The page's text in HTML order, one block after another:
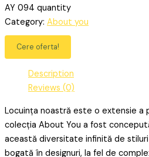
AY 094 quantity
Category: About you
Cere oferta!
Description
Reviews (0)
Locuința noastră este o extensie a
colecția About You a fost
această diversitate infinită de stiluri
bogată în designuri, la fel de